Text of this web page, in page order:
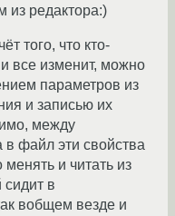
из редактора:)
того, что кто-
все изменит, можно
параметров из
и записью их
между
файл эти свойства
менять и читать из
сидит в
вобщем везде и